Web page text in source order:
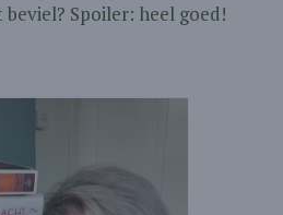
Spoiler: heel goed!